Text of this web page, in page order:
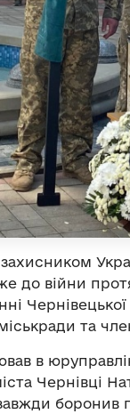
до війни
та
в
Чернівці
боронив